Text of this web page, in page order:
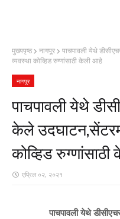
मुख्यपृष्ठ नागपूर
पाचपावली येथे
व्यवस्था कोव्हिड रुग्णांसाठी केली आहे
नागपूर
पाचपावली येथे
केले
कोव्हिड
एप्रिल ०२, २०२१
पाचपावली येथे